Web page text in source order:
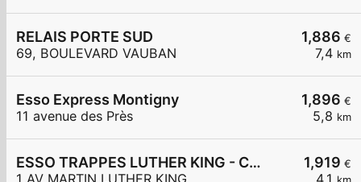
1,886 €
7,4 km
RELAIS PORTE SUD
69, BOULEVARD VAUBAN
1,896 €
5,8 km
Esso Express Montigny
11 avenue des Près
1,919 €
ESSO TRAPPES LUTHER KING - CARREFOUR EXPRESS